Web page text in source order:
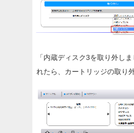
「内蔵ディスク3を取り外し
れたら、カートリッジの取り